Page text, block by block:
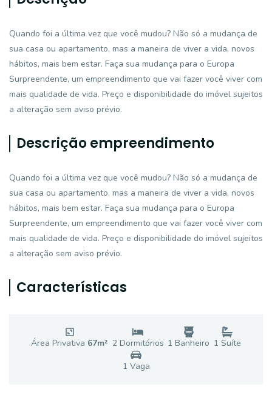
Quando foi a última vez que você mudou? Não só a mudança de
sua casa ou apartamento, mas a maneira de viver a vida, novos
hábitos, mais bem estar. Faça sua mudança para o Europa
Surpreendente, um empreendimento que vai fazer você viver com
mais qualidade de vida. Preço e disponibilidade do imóvel sujeitos
a alteração sem aviso prévio.
Descrição empreendimento
Quando foi a última vez que você mudou? Não só a mudança de
sua casa ou apartamento, mas a maneira de viver a vida, novos
hábitos, mais bem estar. Faça sua mudança para o Europa
Surpreendente, um empreendimento que vai fazer você viver com
mais qualidade de vida. Preço e disponibilidade do imóvel sujeitos
a alteração sem aviso prévio.
Características
Área Privativa 67m² 2Dormitórios 1 Banheiro 1 Suíte
1 Vaga